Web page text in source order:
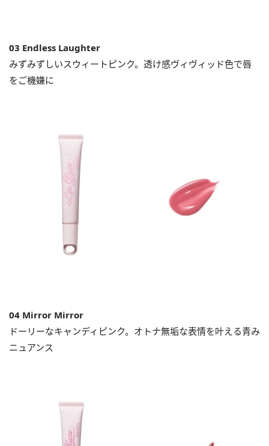
03 Endless Laughter
みずみずしいスウィートピンク。透け感ヴィヴィッド色で唇
をご機嫌に
04 Mirror Mirror
ドーリーなキャンディピンク。オトナ無垢な表情を叶える青み
ニュアンス